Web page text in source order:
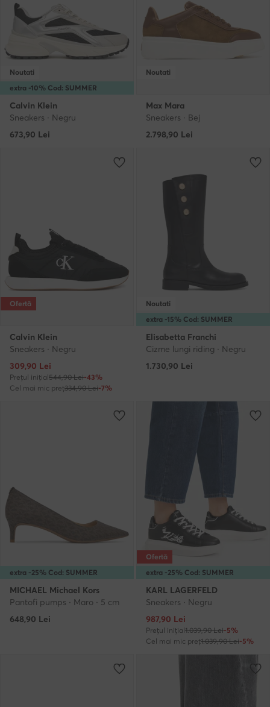
extra -10% Cod: SUMMER
Noutati
Calvin Klein
Sneakers · Negru
673,90 Lei
Noutati
Max Mara
Sneakers · Bej
2.798,90 Lei
Ofertă
Calvin Klein
Sneakers · Negru
Prețul actual
309,90 Lei
Prețul inițial544,90 Lei-43%
Cel mai mic preț334,90 Lei-7%
extra -15% Cod: SUMMER
Noutati
Elisabetta Franchi
Cizme lungi riding · Negru
1.730,90 Lei
extra -25% Cod: SUMMER
MICHAEL Michael Kors
Pantofi pumps · Maro · 5 cm
648,90 Lei
extra -25% Cod: SUMMER
Ofertă
KARL LAGERFELD
Sneakers · Negru
Prețul actual
987,90 Lei
Prețul inițial1.039,90 Lei-5%
Cel mai mic preț1.039,90 Lei-5%